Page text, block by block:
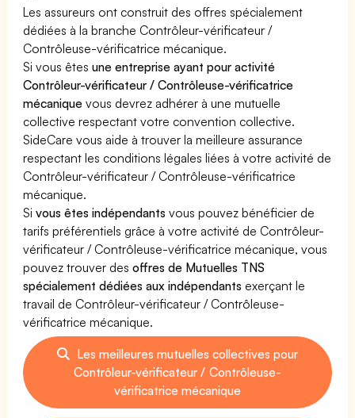
Les assureurs ont construit des offres spécialement
dédiées à la branche Contrôleur-vérificateur /
Contrôleuse-vérificatrice mécanique.
Si vous êtesune entreprise ayant pour activité
Contrôleur-vérificateur / Contrôleuse-vérificatrice
mécanique vous devrez adhérer à une mutuelle
collective respectant votre convention collective.
SideCare vous aide à trouver la meilleure assurance
respectant les conditions légales liées à votre activité de
Contrôleur-vérificateur / Contrôleuse-vérificatrice
mécanique.
Sivous êtes indépendants vous pouvez bénéficier de
tarifs préférentiels grâce à votre activité de Contrôleur-
vérificateur / Contrôleuse-vérificatrice mécanique, vous
pouvez trouver desoffres de Mutuelles TNS
spécialement dédiées aux indépendants exerçant le
travail de Contrôleur-vérificateur / Contrôleuse-
vérificatrice mécanique.
Les meilleures mutuelles collectives pour
Contrôleur-vérificateur / Contrôleuse-
vérificatrice mécanique